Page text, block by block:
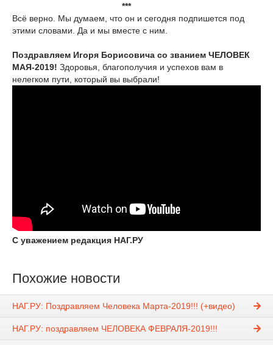
***
Всё верно. Мы думаем, что он и сегодня подпишется под
этими словами. Да и мы вместе с ним.
Поздравляем Игоря Борисовича со званием ЧЕЛОВЕК
МАЯ-2019! Здоровья, благополучия и успехов вам в
нелегком пути, который вы выбрали!
С уважением редакция НАГ.РУ
Похожие новости
НАГ.РУ: Поздравляем Человека Марта-2019!!! (+видео)
НАГ.РУ: поздравляем ЧЕЛОВЕКА ФЕВРАЛЯ-2019!!!